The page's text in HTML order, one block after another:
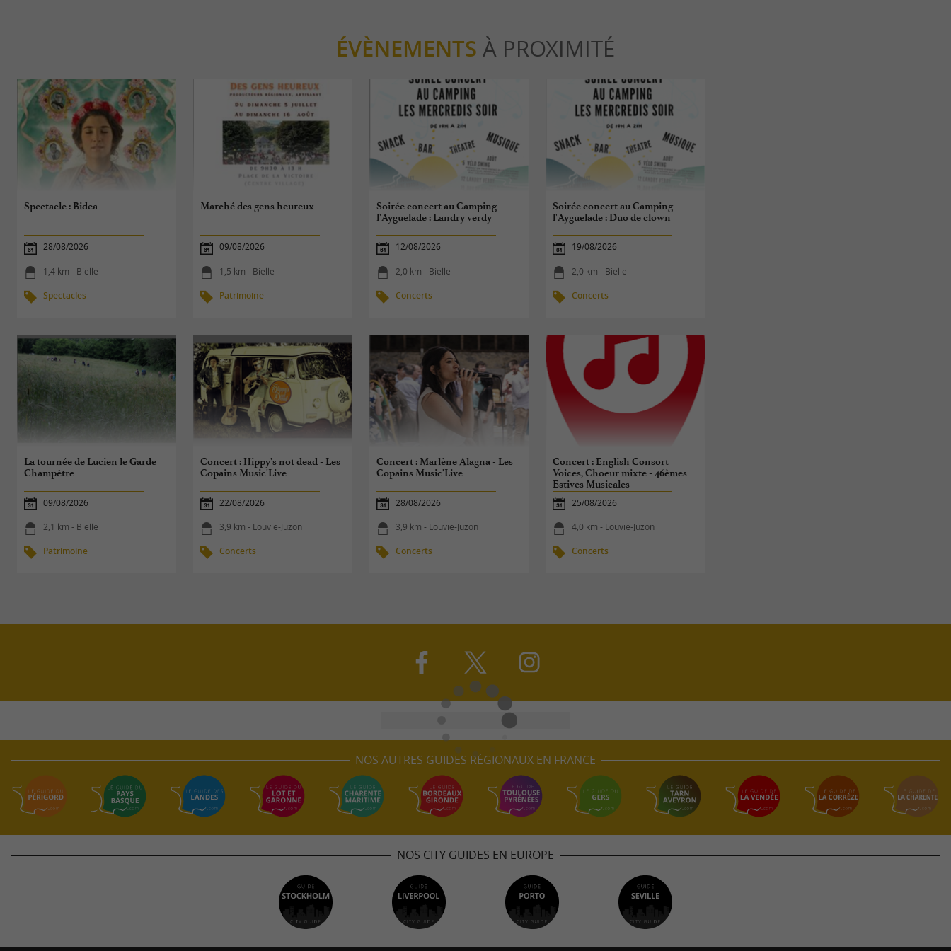
ÉVÈNEMENTS À PROXIMITÉ
Spectacle : Bidea
28/08/2026
1,4 km - Bielle
Spectacles
Marché des gens heureux
09/08/2026
1,5 km - Bielle
Patrimoine
Soirée concert au Camping
l'Ayguelade : Landry verdy
12/08/2026
2,0 km - Bielle
Concerts
Soirée concert au Camping
l'Ayguelade : Duo de clown
19/08/2026
2,0 km - Bielle
Concerts
La tournée de Lucien le Garde
Champêtre
09/08/2026
2,1 km - Bielle
Patrimoine
Concert : Hippy's not dead - Les
Copains Music'Live
22/08/2026
3,9 km - Louvie-Juzon
Concerts
Concert : Marlène Alagna - Les
Copains Music'Live
28/08/2026
3,9 km - Louvie-Juzon
Concerts
Concert : English Consort
Voices, Choeur mixte - 46èmes
Estives Musicales
Internationales
25/08/2026
4,0 km - Louvie-Juzon
Concerts
NOS AUTRES GUIDES RÉGIONAUX EN FRANCE
NOS CITY GUIDES EN EUROPE